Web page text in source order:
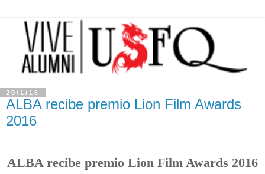
29/1/16
ALBA recibe premio Lion Film Awards
2016
ALBA recibe premio Lion Film Awards 2016